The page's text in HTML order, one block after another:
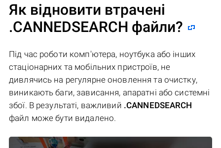
Як відновити втрачені
.CANNEDSEARCH файли?
Під час роботи комп'ютера, ноутбука або інших
стаціонарних та мобільних пристроїв, не
дивлячись на регулярне оновлення та очистку,
виникають баги, зависання, апаратні або системні
збої. В результаті, важливий .CANNEDSEARCH
файл може бути видалено.